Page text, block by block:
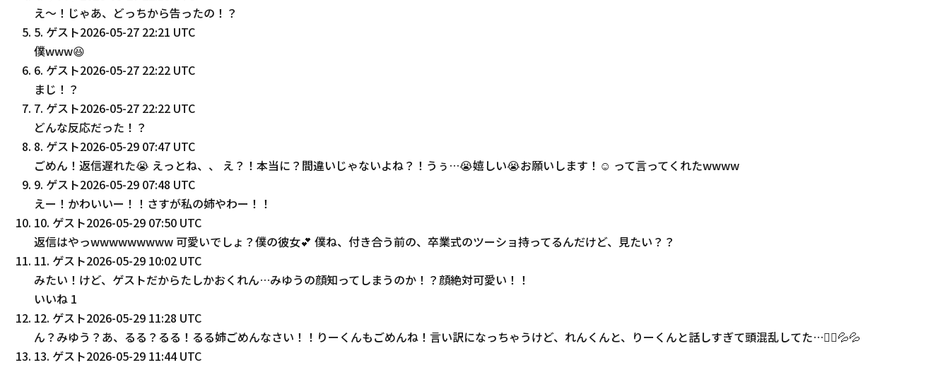
え〜！じゃあ、どっちから告ったの！？
5. ゲスト2026-05-27 22:21 UTC
僕www😆
6. ゲスト2026-05-27 22:22 UTC
まじ！？
7. ゲスト2026-05-27 22:22 UTC
どんな反応だった！？
8. ゲスト2026-05-29 07:47 UTC
ごめん！返信遅れた😭 えっとね、、 え？！本当に？間違いじゃないよね？！うぅ…😭嬉しい😭お願いします！☺️ って言ってくれたwwww
9. ゲスト2026-05-29 07:48 UTC
えー！かわいいー！！さすが私の姉やわー！！
10. ゲスト2026-05-29 07:50 UTC
返信はやっwwwwwwwww 可愛いでしょ？僕の彼女💕 僕ね、付き合う前の、卒業式のツーショ持ってるんだけど、見たい？？
11. ゲスト2026-05-29 10:02 UTC
みたい！けど、ゲストだからたしかおくれん…みゆうの顔知ってしまうのか！？顔絶対可愛い！！
いいね 1
12. ゲスト2026-05-29 11:28 UTC
ん？みゆう？あ、るる？るる！るる姉ごめんなさい！！りーくんもごめんね！言い訳になっちゃうけど、れんくんと、りーくんと話しすぎて頭混乱してた…🙇‍♀️💦💦
13. ゲスト2026-05-29 11:44 UTC